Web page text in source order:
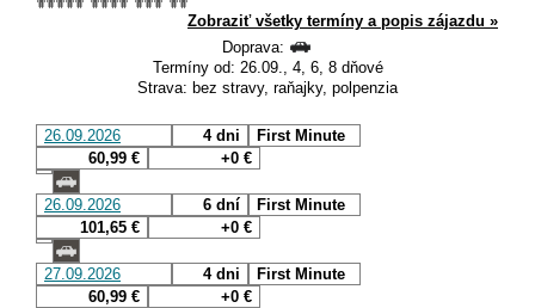
Zobraziť všetky termíny a popis zájazdu »
Doprava:
Termíny od: 26.09., 4, 6, 8 dňové
Strava: bez stravy, raňajky, polpenzia
26.09.2026 4 dni
First Minute
60,99 €
+0 €
26.09.2026 6 dní
First Minute
101,65 €
+0 €
27.09.2026 4 dni
First Minute
60,99 €
+0 €